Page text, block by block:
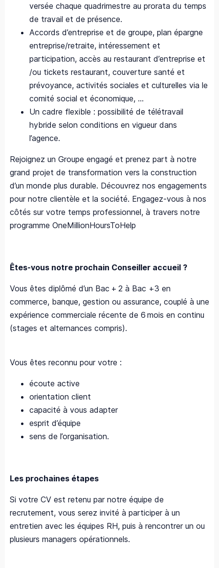
versée chaque quadrimestre au prorata du temps
de travail et de présence.
Accords d’entreprise et de groupe, plan épargne
entreprise/retraite, intéressement et
participation, accès au restaurant d’entreprise et
/ou tickets restaurant, couverture santé et
prévoyance, activités sociales et culturelles via le
comité social et économique, …
Un cadre flexible : possibilité de télétravail
hybride selon conditions en vigueur dans
l’agence.
Rejoignez un Groupe engagé et prenez part à notre
grand projet de transformation vers la construction
d’un monde plus durable. Découvrez nos engagements
pour notre clientèle et la société. Engagez-vous à nos
côtés sur votre temps professionnel, à travers notre
programme OneMillionHoursToHelp
Êtes-vous notre prochain Conseiller accueil ?
Vous êtes diplômé d’un Bac + 2 à Bac +3 en
commerce, banque, gestion ou assurance, couplé à une
expérience commerciale récente de 6 mois en continu
(stages et alternances compris).
Vous êtes reconnu pour votre :
écoute active
orientation client
capacité à vous adapter
esprit d’équipe
sens de l’organisation.
Les prochaines étapes
Si votre CV est retenu par notre équipe de
recrutement, vous serez invité à participer à un
entretien avec les équipes RH, puis à rencontrer un ou
plusieurs managers opérationnels.